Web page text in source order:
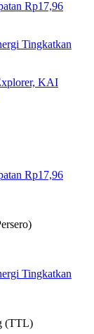
Rp17,96
Tingkatkan
KAI
Rp17,96
Tingkatkan
(TTL)